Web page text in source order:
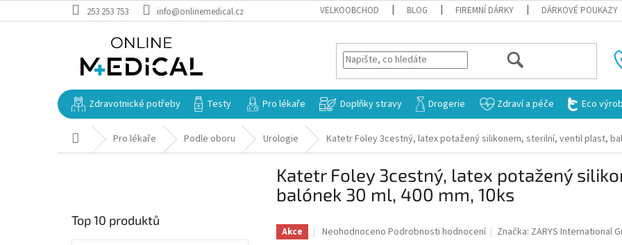
na
253 253 753 info@onlinemedical.cz VELKOOBCHOD BLOG FIREMNÍ DÁRKY DÁRKOVÉ POUKAZY
HLEDAT
Zdravotnické potřeby Testy Pro lékaře Doplňky stravy Drogerie Zdraví a péče Eco
Domů Pro lékaře Podle oboru Urologie Katetr Foley 3cestný, latex potažený silikonem, sterilní, ventil plast,
Top 10 produktů
Katetr Foley 3cestný, latex potažený
balónek 30 ml, 400 mm, 10ks
Akce
Průměrné
Neohodnoceno Podrobnosti hodnocení Značka: ZARYS International